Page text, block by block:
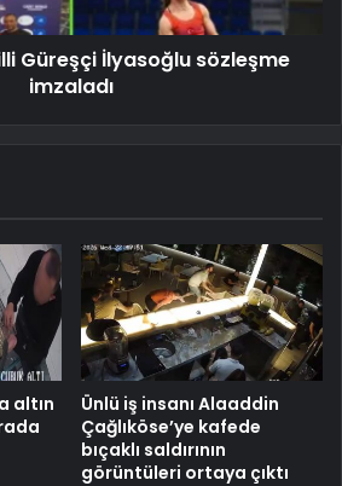
Güreşçi İlyasoğlu sözleşme
imzaladı
altın
Ünlü iş insanı Alaaddin
Çağlıköse’ye kafede
bıçaklı saldırının
görüntüleri ortaya çıktı